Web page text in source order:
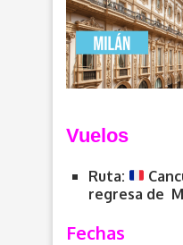
Vuelos
Ruta:
regresa de
Fechas